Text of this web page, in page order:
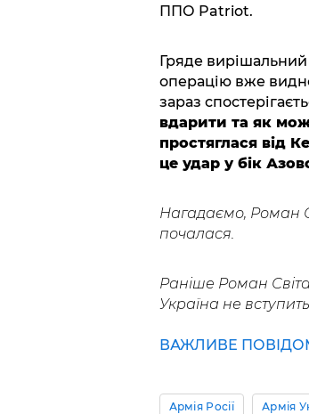
ППО Patriot.
Гряде вирішальний
операцію вже
зараз
вдарити та як
простяглася від
це удар у бік
Нагадаємо, Роман
почалася.
Раніше Роман
Україна не
ВАЖЛИВЕ
Армія Росії Армія